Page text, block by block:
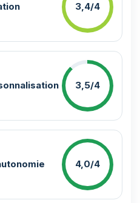
3,4/4
3,5/4
4,0/4